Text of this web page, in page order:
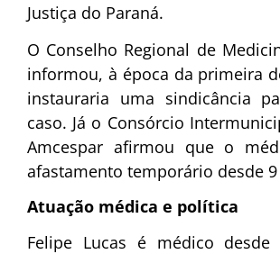
Justiça do Paraná.
O Conselho Regional de
informou, à época da primeira
instauraria uma sindicância
caso. Já o Consórcio
Amcespar afirmou que o
afastamento temporário desde
Atuação médica e política
Felipe Lucas é médico